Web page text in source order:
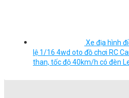
Xe địa hình
lệ 1/16 4wd oto đồ chơi RC
than, tốc độ 40km/h có đèn